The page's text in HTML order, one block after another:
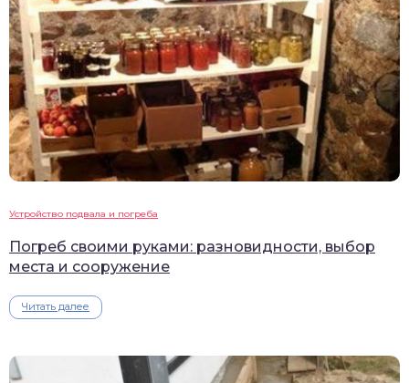
Устройство подвала и погреба
Погреб своими руками: разновидности, выбор
места и сооружение
Читать далее